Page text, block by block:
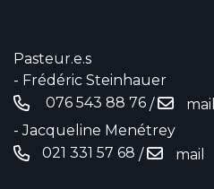
Pasteur.e.s
- Frédéric Steinhauer
076 543 88 76‬ /
mail
- Jacqueline Menétrey
021 331 57 68 / mail